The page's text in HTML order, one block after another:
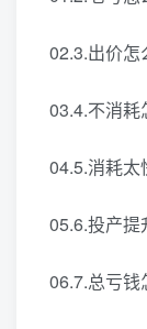
02.3.出价怎
03.4.不消耗
04.5.消耗太
05.6.投产提
06.7.总亏钱